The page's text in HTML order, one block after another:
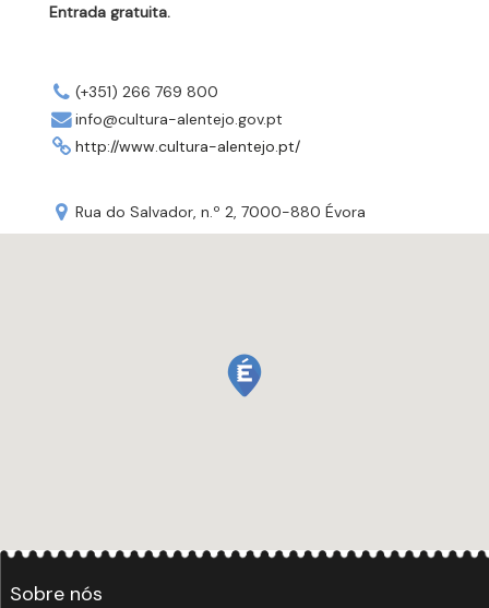
Entrada gratuita.
(+351) 266 769 800
info@cultura-alentejo.gov.pt
http://www.cultura-alentejo.pt/
Rua do Salvador, n.º 2, 7000-880 Évora
Sobre nós